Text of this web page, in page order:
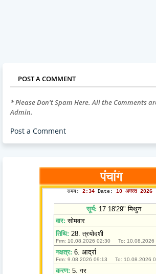
POST A COMMENT
* Please Don't Spam Here. All the Comments
Admin.
Post a Comment